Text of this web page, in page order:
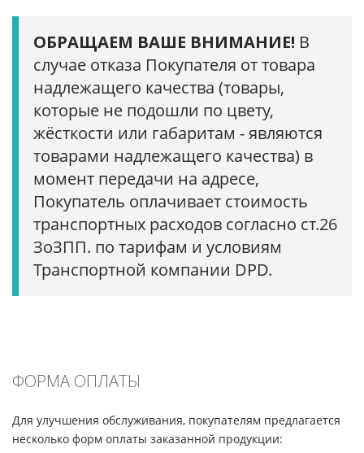
ОБРАЩАЕМ ВАШЕ ВНИМАНИЕ! В
случае отказа Покупателя от товара
надлежащего качества (товары,
которые не подошли по цвету,
жёсткости или габаритам - являются
товарами надлежащего качества) в
момент передачи на адресе,
Покупатель оплачивает стоимость
транспортных расходов согласно ст.26
ЗоЗПП. по тарифам и условиям
Транспортной компании DPD.
ФОРМА ОПЛАТЫ
Для улучшения обслуживания, покупателям предлагается
несколько форм оплаты заказанной продукции: